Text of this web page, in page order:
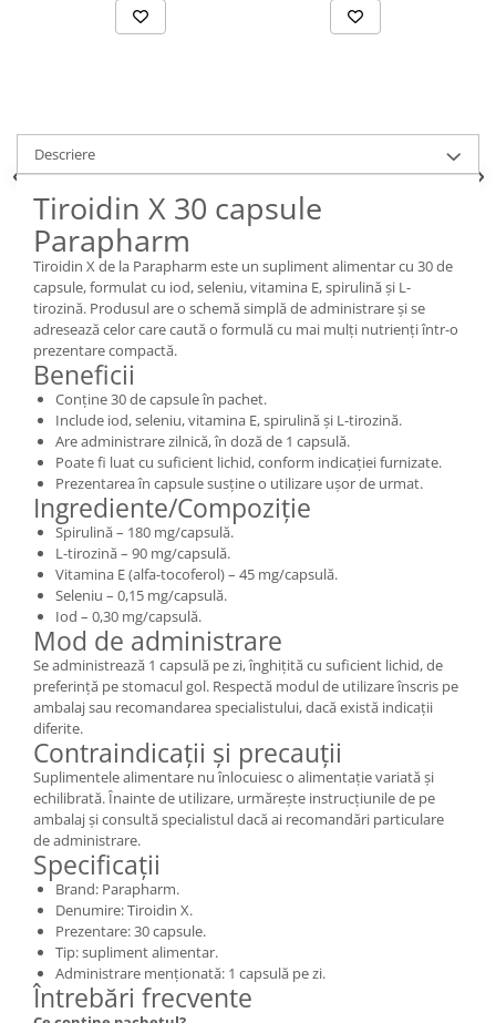
Descriere
Tiroidin X 30 capsule
Parapharm
Tiroidin X de la Parapharm este un supliment alimentar cu 30 de
capsule, formulat cu iod, seleniu, vitamina E, spirulină și L-
tirozină. Produsul are o schemă simplă de administrare și se
adresează celor care caută o formulă cu mai mulți nutrienți într-o
prezentare compactă.
Beneficii
Conține 30 de capsule în pachet.
Include iod, seleniu, vitamina E, spirulină și L-tirozină.
Are administrare zilnică, în doză de 1 capsulă.
Poate fi luat cu suficient lichid, conform indicației furnizate.
Prezentarea în capsule susține o utilizare ușor de urmat.
Ingrediente/Compoziție
Spirulină – 180 mg/capsulă.
L-tirozină – 90 mg/capsulă.
Vitamina E (alfa-tocoferol) – 45 mg/capsulă.
Seleniu – 0,15 mg/capsulă.
Iod – 0,30 mg/capsulă.
Mod de administrare
Se administrează 1 capsulă pe zi, înghițită cu suficient lichid, de
preferință pe stomacul gol. Respectă modul de utilizare înscris pe
ambalaj sau recomandarea specialistului, dacă există indicații
diferite.
Contraindicații și precauții
Suplimentele alimentare nu înlocuiesc o alimentație variată și
echilibrată. Înainte de utilizare, urmărește instrucțiunile de pe
ambalaj și consultă specialistul dacă ai recomandări particulare
de administrare.
Specificații
Brand: Parapharm.
Denumire: Tiroidin X.
Prezentare: 30 capsule.
Tip: supliment alimentar.
Administrare menționată: 1 capsulă pe zi.
Întrebări frecvente